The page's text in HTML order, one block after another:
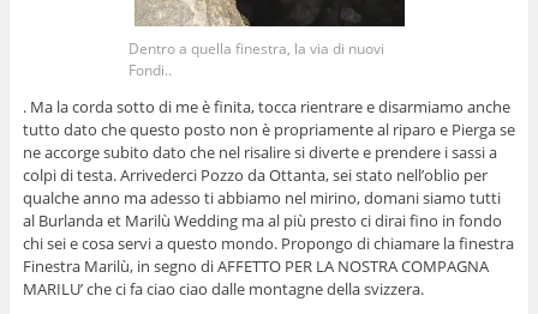
Dentro a quella finestra, la via di nuovi
Fondi..
. Ma la corda sotto di me è finita, tocca rientrare e disarmiamo anche
tutto dato che questo posto non è propriamente al riparo e Pierga se
ne accorge subito dato che nel risalire si diverte e prendere i sassi a
colpi di testa. Arrivederci Pozzo da Ottanta, sei stato nell’oblio per
qualche anno ma adesso ti abbiamo nel mirino, domani siamo tutti
al Burlanda et Marilù Wedding ma al più presto ci dirai fino in fondo
chi sei e cosa servi a questo mondo. Propongo di chiamare la finestra
Finestra Marilù, in segno di AFFETTO PER LA NOSTRA COMPAGNA
MARILU’ che ci fa ciao ciao dalle montagne della svizzera.